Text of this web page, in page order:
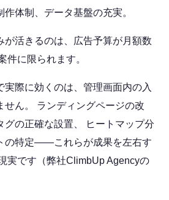
体制、データ基盤の充実。
が活きるのは、広告予算が月額数
件に限られます。
実際に効くのは、管理画面内の入
せん。 ランディングページの改
グの正確な設置、 ヒートマップ分
の特定——これらが成果を左右す
実です（弊社ClimbUp Agencyの